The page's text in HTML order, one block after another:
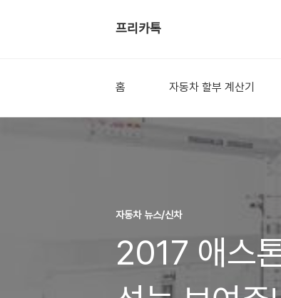
프리카톡
홈 자동차 할부 계산기
자동차 뉴스/신차
2017 애스